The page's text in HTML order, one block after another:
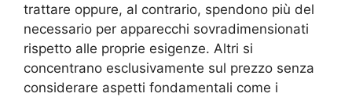
trattare oppure, al contrario, spendono più del
necessario per apparecchi sovradimensionati
rispetto alle proprie esigenze. Altri si
concentrano esclusivamente sul prezzo senza
considerare aspetti fondamentali come i